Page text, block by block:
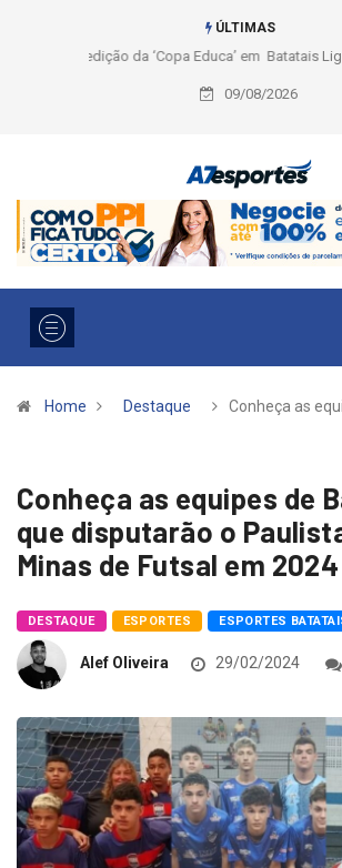
ÚLTIMAS
Liga 2026: Equipes rompem com a LABE na Série
a 2° fase, times e formato
09/08/2026
Home Destaque Conheça as
Conheça as equipes de
que disputarão o
Minas de Futsal em 2024
DESTAQUE ESPORTES ESPORTES
Alef Oliveira 29/02/2024